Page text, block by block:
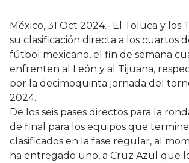
México, 31 Oct 2024.- El Toluca y los
su clasificación directa a los cuartos
fútbol mexicano, el fin de semana
enfrenten al León y al Tijuana,
por la decimoquinta jornada del
2024.
De los seis pases directos para la
de final para los equipos que
clasificados en la fase regular, al
ha entregado uno, a Cruz Azul que